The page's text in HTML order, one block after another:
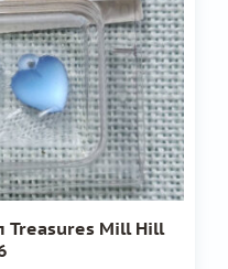
Treasures Mill Hill